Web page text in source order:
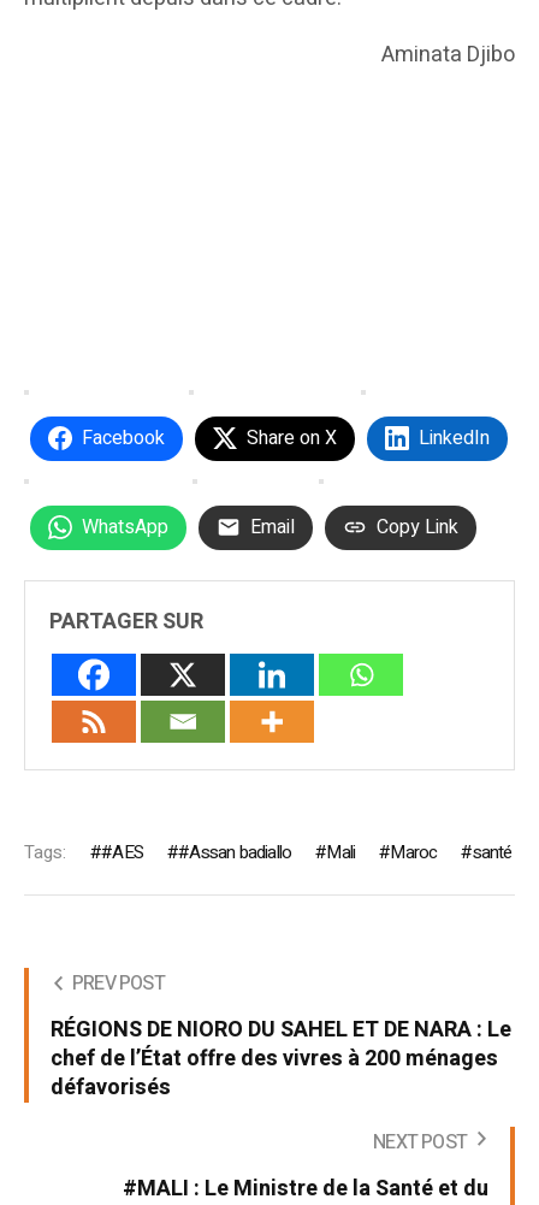
Aminata Djibo
Facebook Share on X LinkedIn
WhatsApp Email Copy Link
PARTAGER SUR
Tags: #AES #Assan badiallo Mali Maroc santé
PREV POST
RÉGIONS DE NIORO DU SAHEL ET DE NARA : Le
chef de l’État offre des vivres à 200 ménages
défavorisés
NEXT POST
#MALI : Le Ministre de la Santé et du